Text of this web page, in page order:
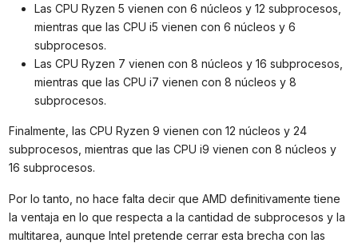
Las CPU Ryzen 5 vienen con 6 núcleos y 12 subprocesos,
mientras que las CPU i5 vienen con 6 núcleos y 6
subprocesos.
Las CPU Ryzen 7 vienen con 8 núcleos y 16 subprocesos,
mientras que las CPU i7 vienen con 8 núcleos y 8
subprocesos.
Finalmente, las CPU Ryzen 9 vienen con 12 núcleos y 24
subprocesos, mientras que las CPU i9 vienen con 8 núcleos y
16 subprocesos.
Por lo tanto, no hace falta decir que AMD definitivamente tiene
la ventaja en lo que respecta a la cantidad de subprocesos y la
multitarea, aunque Intel pretende cerrar esta brecha con las